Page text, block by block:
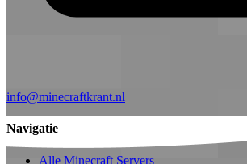
info@minecraftkrant.nl
Navigatie
Alle Minecraft Servers